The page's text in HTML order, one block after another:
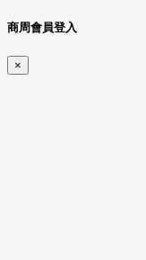
商周會員登入
×